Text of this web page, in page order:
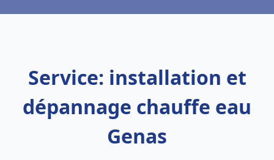
Service: installation et
dépannage chauffe eau
Genas